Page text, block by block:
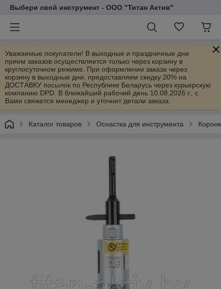
Выбери свой инструмент - ООО "Титан Актив"
Уважаемые покупатели! В выходные и праздничные дни
прием заказов осуществляется только через корзину в
круглосуточном режиме. При оформлении заказа через
корзину в выходные дни, предоставляем скидку 20% на
ДОСТАВКУ посылок по Республике Беларусь через курьерскую
компанию DPD. В ближайший рабочий день 10.08.2026 г., с
Вами свяжется менеджер и уточнит детали заказа.
Каталог товаров Оснастка для инструмента